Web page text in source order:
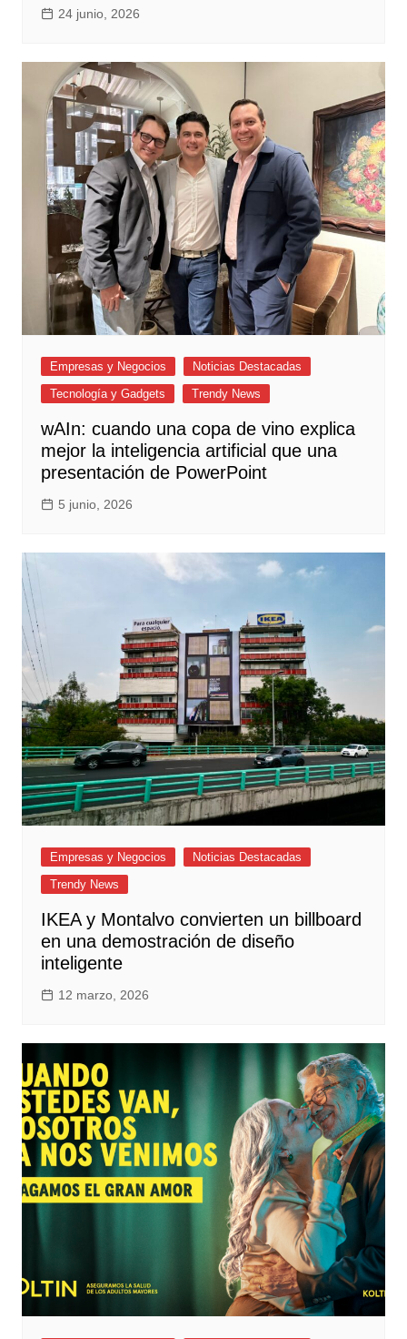
24 junio, 2026
Empresas y Negocios
Noticias Destacadas
Tecnología y Gadgets
Trendy News
wAIn: cuando una copa de vino explica
mejor la inteligencia artificial que una
presentación de PowerPoint
5 junio, 2026
Empresas y Negocios
Noticias Destacadas
Trendy News
IKEA y Montalvo convierten un billboard
en una demostración de diseño
inteligente
12 marzo, 2026